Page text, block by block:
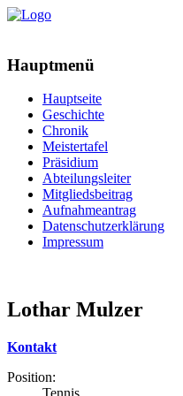
Hauptmenü
Hauptseite
Geschichte
Chronik
Meistertafel
Präsidium
Abteilungsleiter
Mitgliedsbeitrag
Aufnahmeantrag
Datenschutzerklärung
Impressum
Lothar Mulzer
Kontakt
Position: